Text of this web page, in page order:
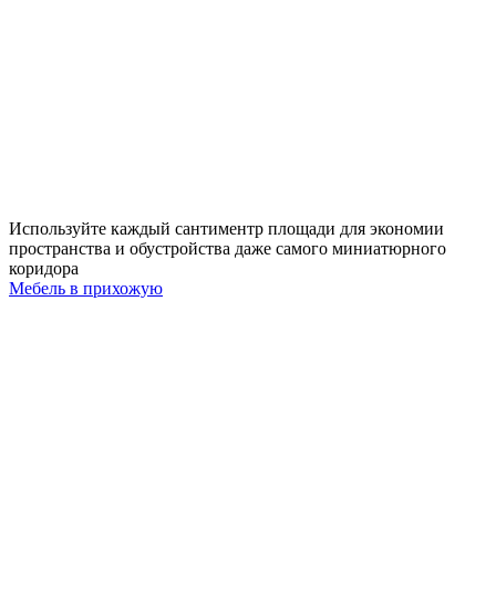
Используйте каждый сантиментр площади для экономии
пространства и обустройства даже самого миниатюрного
коридора
Мебель в прихожую